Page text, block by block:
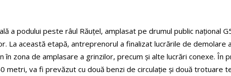
a podului peste râul Răuțel, amplasat pe drumul public național
La această etapă, antreprenorul a finalizat lucrările de demolare
zona de amplasare a grinzilor, precum și alte lucrări conexe. În
va fi prevăzut cu două benzi de circulație și două trotuare